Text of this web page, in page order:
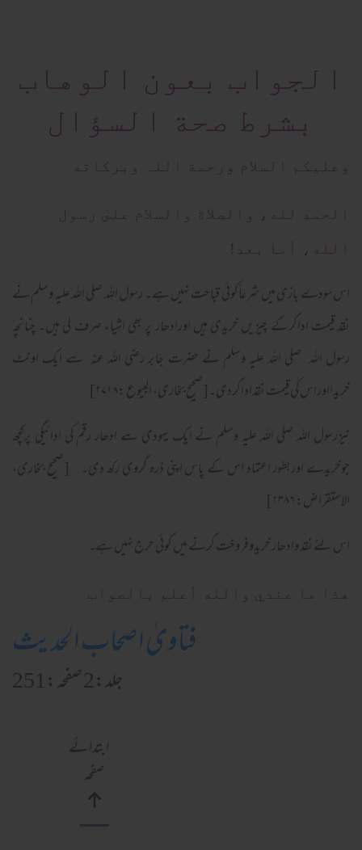
الجواب بعون الوهاب
بشرط صحة السؤال
وعلیکم السلام ورحمة اللہ وبرکاته
الحمد لله، والصلاة والسلام علىٰ رسول
الله، أما بعد!
اس سودے بازی میں شرعاًکوئی قباحت نہیں ہے۔ رسول اللہ صلی اللہ علیہ وسلم نے
نقد قیمت اداکرکے چیزیں خریدی ہیں اورادھار پر بھی اشیاء صرف لی ہیں۔ چنانچہ
رسول اللہ صلی اللہ علیہ وسلم نے حضرت جابر رضی اللہ عنہ سے ایک اونٹ
خریدااوراس کی قیمت نقداداکردی۔[صحیح بخاری، البیوع :۲۷۱۸]
نیزرسول اللہ صلی اللہ علیہ وسلم نے ایک یہودی سے ادھار رقم کی ادائیگی پرکچھ
جوخریدے اوربطور اعتماد اس کے پاس اپنی ذرہ گروی رکھ دی۔ [صحیح بخاری،
الاستقراض: ۲۳۸۶]
اس لئے نقد وادھار خریدوفروخت کرنے میں کوئی حرج نہیں ہے۔
ھذا ما عندي والله أعلم بالصواب
فتاویٰ اصحاب الحدیث
جلد:2 صفحہ:251
ابتدائے
صفحہ